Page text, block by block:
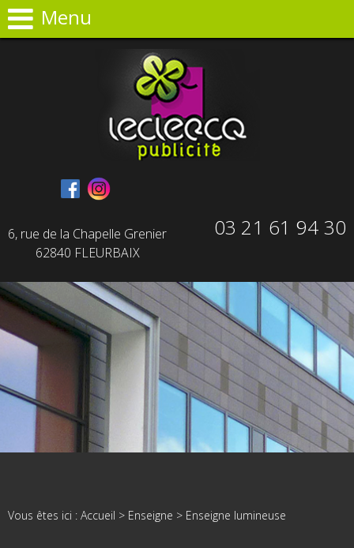
Menu
6, rue de la Chapelle Grenier
62840 FLEURBAIX
03 21 61 94 30
Vous êtes ici : Accueil > Enseigne > Enseigne lumineuse
Panneau de gestion des cookies